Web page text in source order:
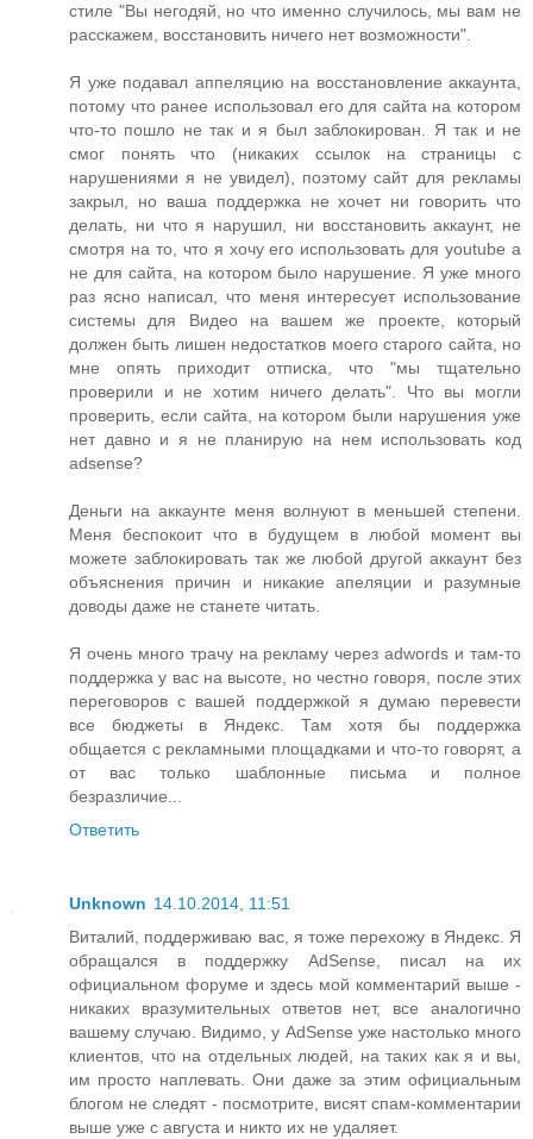
стиле "Вы негодяй, но что именно случилось, мы вам не
расскажем, восстановить ничего нет возможности".
Я уже подавал аппеляцию на восстановление аккаунта,
потому что ранее использовал его для сайта на котором
что-то пошло не так и я был заблокирован. Я так и не
смог понять что (никаких ссылок на страницы с
нарушениями я не увидел), поэтому сайт для рекламы
закрыл, но ваша поддержка не хочет ни говорить что
делать, ни что я нарушил, ни восстановить аккаунт, не
смотря на то, что я хочу его использовать для youtube а
не для сайта, на котором было нарушение. Я уже много
раз ясно написал, что меня интересует использование
системы для Видео на вашем же проекте, который
должен быть лишен недостатков моего старого сайта, но
мне опять приходит отписка, что "мы тщательно
проверили и не хотим ничего делать". Что вы могли
проверить, если сайта, на котором были нарушения уже
нет давно и я не планирую на нем использовать код
adsense?
Деньги на аккаунте меня волнуют в меньшей степени.
Меня беспокоит что в будущем в любой момент вы
можете заблокировать так же любой другой аккаунт без
объяснения причин и никакие апеляции и разумные
доводы даже не станете читать.
Я очень много трачу на рекламу через adwords и там-то
поддержка у вас на высоте, но честно говоря, после этих
переговоров с вашей поддержкой я думаю перевести
все бюджеты в Яндекс. Там хотя бы поддержка
общается с рекламными площадками и что-то говорят, а
от вас только шаблонные письма и полное
безразличие...
Ответить
Unknown 14.10.2014, 11:51
Виталий, поддерживаю вас, я тоже перехожу в Яндекс. Я
обращался в поддержку AdSense, писал на их
официальном форуме и здесь мой комментарий выше -
никаких вразумительных ответов нет, все аналогично
вашему случаю. Видимо, у AdSense уже настолько много
клиентов, что на отдельных людей, на таких как я и вы,
им просто наплевать. Они даже за этим официальным
блогом не следят - посмотрите, висят спам-комментарии
выше уже с августа и никто их не удаляет.